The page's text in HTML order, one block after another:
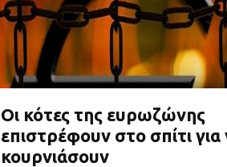
Οι κότες της ευρωζώνης
επιστρέφουν στο σπίτι για
κουρνιάσουν